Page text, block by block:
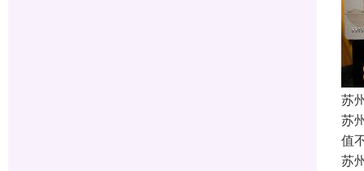
苏
苏
值
苏